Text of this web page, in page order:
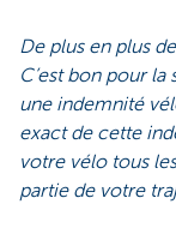
De plus en plus
C’est bon pour
une indemnité
exact de cette
votre vélo tous
partie de votre